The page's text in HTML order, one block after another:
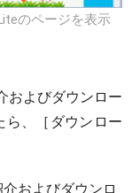
のページを表示
およびダウンロー
ら、［ダウンロー